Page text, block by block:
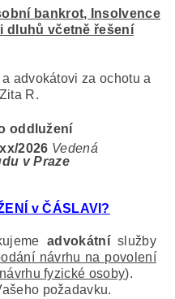
bankrot, Insolvence
dluhů včetně řešení
advokátovi za ochotu a
R.
oddlužení
xx/2026 Vedená
v Praze
v ČÁSLAVI?
advokátníslužby
návrhu na povolení
fyzické osoby).
požadavku.